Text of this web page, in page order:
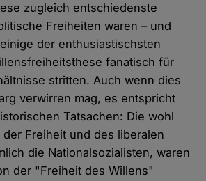
zugleich entschiedenste
Freiheiten waren – und
der enthusiastischsten
fanatisch für
stritten. Auch wenn dies
verwirren mag, es entspricht
Tatsachen: Die wohl
Freiheit und des liberalen
die Nationalsozialisten, waren
der "Freiheit des Willens"